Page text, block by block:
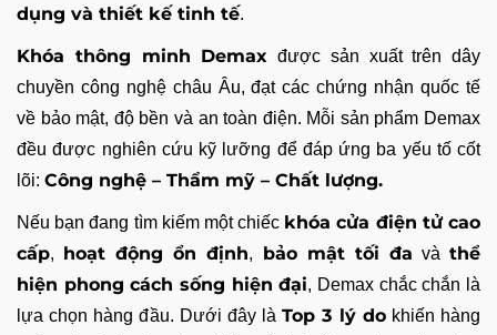
dụng và thiết kế tinh tế.
Khóa thông minh Demax được sản xuất trên dây
chuyền công nghệ châu Âu, đạt các chứng nhận quốc tế
về bảo mật, độ bền và an toàn điện. Mỗi sản phẩm Demax
đều được nghiên cứu kỹ lưỡng để đáp ứng ba yếu tố cốt
lõi: Công nghệ – Thẩm mỹ – Chất lượng.
Nếu bạn đang tìm kiếm một chiếc khóa cửa điện tử cao
cấp, hoạt động ổn định, bảo mật tối đa vàthể
hiện phong cách sống hiện đại, Demax chắc chắn là
lựa chọn hàng đầu. Dưới đây làTop 3 lý dokhiến hàng